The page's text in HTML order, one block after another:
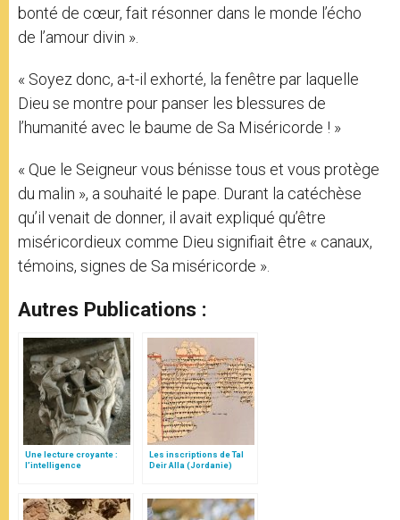
bonté de cœur, fait résonner dans le monde l’écho
de l’amour divin ».
« Soyez donc, a-t-il exhorté, la fenêtre par laquelle
Dieu se montre pour panser les blessures de
l’humanité avec le baume de Sa Miséricorde ! »
« Que le Seigneur vous bénisse tous et vous protège
du malin », a souhaité le pape. Durant la catéchèse
qu’il venait de donner, il avait expliqué qu’être
miséricordieux comme Dieu signifiait être « canaux,
témoins, signes de Sa miséricorde ».
Autres Publications :
Une lecture croyante :
l’intelligence
Les inscriptions de Tal
Deir Alla (Jordanie)